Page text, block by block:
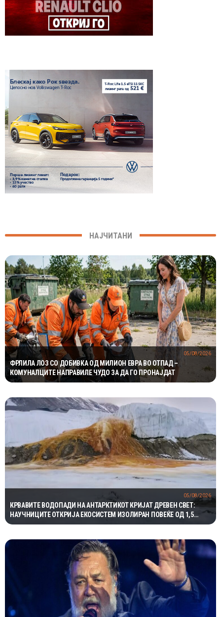
НАЈЧИТАНИ
ФРЛИЛА ЛОЗ СО ДОБИВКА ОД МИЛИОН ЕВРА ВО ОТПАД –
КОМУНАЛЦИТЕ НАПРАВИЛЕ ЧУДО ЗА ДА ГО ПРОНАЈДАТ
05/08/2026
КРВАВИТЕ ВОДОПАДИ НА АНТАРКТИКОТ КРИЈАТ ДРЕВЕН СВЕТ:
НАУЧНИЦИТЕ ОТКРИЈА ЕКОСИСТЕМ ИЗОЛИРАН ПОВЕЌЕ ОД 1,5
МИЛИОНИ ГОДИНИ
05/08/2026